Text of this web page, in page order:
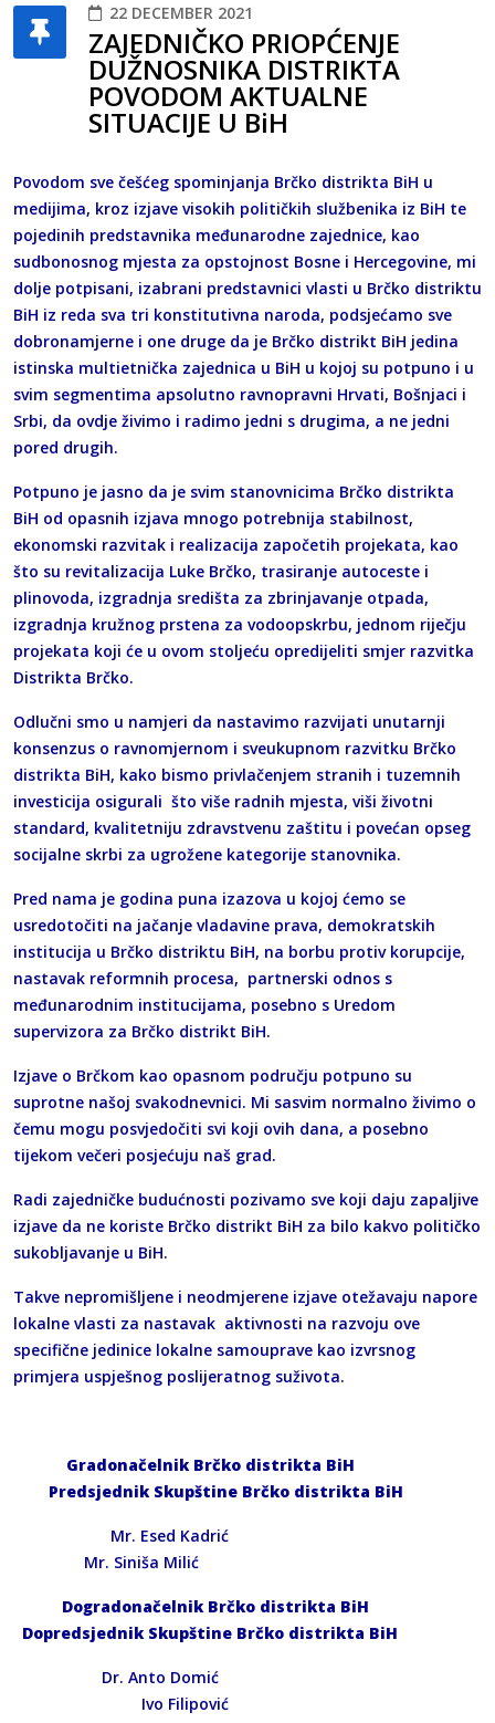
22 DECEMBER 2021
ZAJEDNIČKO PRIOPĆENJE
DUŽNOSNIKA DISTRIKTA
POVODOM AKTUALNE
SITUACIJE U BiH
Povodom sve češćeg spominjanja Brčko distrikta BiH u
medijima, kroz izjave visokih političkih službenika iz BiH te
pojedinih predstavnika međunarodne zajednice, kao
sudbonosnog mjesta za opstojnost Bosne i Hercegovine, mi
dolje potpisani, izabrani predstavnici vlasti u Brčko distriktu
BiH iz reda sva tri konstitutivna naroda, podsjećamo sve
dobronamjerne i one druge da je Brčko distrikt BiH jedina
istinska multietnička zajednica u BiH u kojoj su potpuno i u
svim segmentima apsolutno ravnopravni Hrvati, Bošnjaci i
Srbi, da ovdje živimo i radimo jedni s drugima, a ne jedni
pored drugih.
Potpuno je jasno da je svim stanovnicima Brčko distrikta
BiH od opasnih izjava mnogo potrebnija stabilnost,
ekonomski razvitak i realizacija započetih projekata, kao
što su revitalizacija Luke Brčko, trasiranje autoceste i
plinovoda, izgradnja središta za zbrinjavanje otpada,
izgradnja kružnog prstena za vodoopskrbu, jednom riječju
projekata koji će u ovom stoljeću opredijeliti smjer razvitka
Distrikta Brčko.
Odlučni smo u namjeri da nastavimo razvijati unutarnji
konsenzus o ravnomjernom i sveukupnom razvitku Brčko
distrikta BiH, kako bismo privlačenjem stranih i tuzemnih
investicija osigurali što više radnih mjesta, viši životni
standard, kvalitetniju zdravstvenu zaštitu i povećan opseg
socijalne skrbi za ugrožene kategorije stanovnika.
Pred nama je godina puna izazova u kojoj ćemo se
usredotočiti na jačanje vladavine prava, demokratskih
institucija u Brčko distriktu BiH, na borbu protiv korupcije,
nastavak reformnih procesa, partnerski odnos s
međunarodnim institucijama, posebno s Uredom
supervizora za Brčko distrikt BiH.
Izjave o Brčkom kao opasnom području potpuno su
suprotne našoj svakodnevnici. Mi sasvim normalno živimo o
čemu mogu posvjedočiti svi koji ovih dana, a posebno
tijekom večeri posjećuju naš grad.
Radi zajedničke budućnosti pozivamo sve koji daju zapaljive
izjave da ne koriste Brčko distrikt BiH za bilo kakvo političko
sukobljavanje u BiH.
Takve nepromišljene i neodmjerene izjave otežavaju napore
lokalne vlasti za nastavak aktivnosti na razvoju ove
specifične jedinice lokalne samouprave kao izvrsnog
primjera uspješnog poslijeratnog suživota.
Gradonačelnik Brčko distrikta BiH
Predsjednik Skupštine Brčko distrikta BiH
Mr. Esed Kadrić
Mr. Siniša Milić
Dogradonačelnik Brčko distrikta BiH
Dopredsjednik Skupštine Brčko distrikta BiH
Dr. Anto Domić
Ivo Filipović